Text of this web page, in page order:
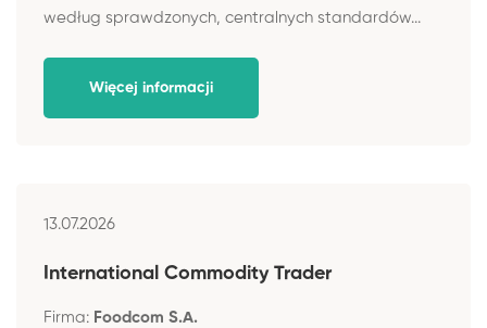
według sprawdzonych, centralnych standardów...
Więcej informacji
13.07.2026
International Commodity Trader
Firma: Foodcom S.A.